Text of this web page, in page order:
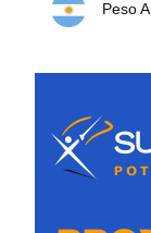
Peso